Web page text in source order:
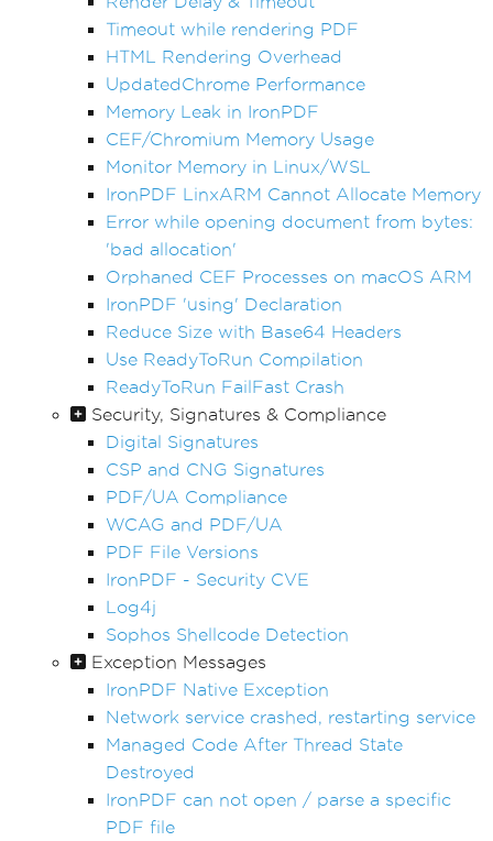
Timeout while rendering PDF
HTML Rendering Overhead
UpdatedChrome Performance
Memory Leak in IronPDF
CEF/Chromium Memory Usage
Monitor Memory in Linux/WSL
IronPDF LinxARM Cannot Allocate Memory
Error while opening document from bytes:
'bad allocation'
Orphaned CEF Processes on macOS ARM
IronPDF 'using' Declaration
Reduce Size with Base64 Headers
Use ReadyToRun Compilation
ReadyToRun FailFast Crash
Security, Signatures & Compliance
Digital Signatures
CSP and CNG Signatures
PDF/UA Compliance
WCAG and PDF/UA
PDF File Versions
IronPDF - Security CVE
Log4j
Sophos Shellcode Detection
Exception Messages
IronPDF Native Exception
Network service crashed, restarting service
Managed Code After Thread State
Destroyed
IronPDF can not open / parse a specific
PDF file